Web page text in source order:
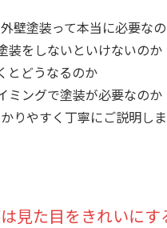
壁塗装って本当に必要な
装をしないといけないのか
とどうなるのか
ミングで塗装が必要なのか
りやすく丁寧にご説明しま
見た目をきれいにす